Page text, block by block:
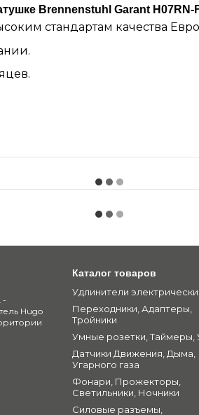
Brennenstuhl Garant H07RN-
стандартам качества
-
Hugo
Каталог товаров
Удлинители
Переходники, Адаптеры,
Тройники
Умные розетки, Таймеры,
Датчики Движения, Дыма,
Угарного газа
Фонари, Прожекторы,
Светильники, Ночники
Силовые разъемы,